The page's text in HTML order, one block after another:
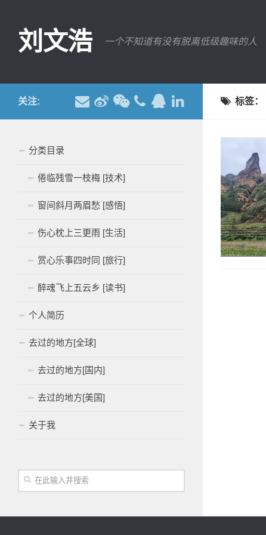
刘文浩 一个不知道有没有脱离低级趣味的人
标签：
关注:
分类目录
倦临残雪一枝梅 [技术]
窗间斜月两眉愁 [感悟]
伤心枕上三更雨 [生活]
赏心乐事四时同 [旅行]
醉魂飞上五云乡 [读书]
个人简历
去过的地方[全球]
去过的地方[国内]
去过的地方[美国]
关于我